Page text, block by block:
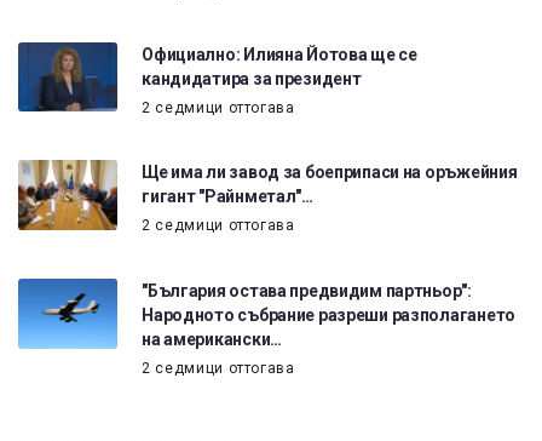
Официално: Илияна Йотова ще се
кандидатира за президент
2 седмици оттогава
Ще има ли завод за боеприпаси на оръжейния
гигант "Райнметал"…
2 седмици оттогава
"България остава предвидим партньор":
Народното събрание разреши разполагането
на американски…
2 седмици оттогава